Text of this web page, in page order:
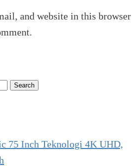
and website in this browser
75 Inch Teknologi 4K UHD,